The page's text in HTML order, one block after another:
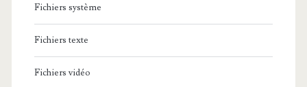
Fichiers système
Fichiers texte
Fichiers vidéo